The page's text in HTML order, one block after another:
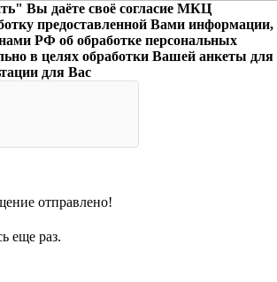
Вы даёте своё согласие МКЦ
предоставленной Вами информации,
РФ об обработке персональных
в целях обработки Вашей анкеты для
для Вас
отправлено!
еще раз.